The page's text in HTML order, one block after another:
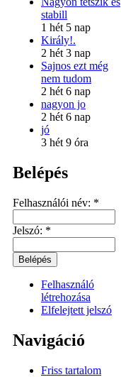
stabill
1 hét 5 nap
Király!.
2 hét 3 nap
Sajnos ezt még
nem tudom
2 hét 6 nap
nagyon jo
2 hét 6 nap
jó
3 hét 9 óra
Belépés
Felhasználói név: *
Jelszó: *
Felhasználó
létrehozása
Elfelejtett jelszó
Navigáció
Friss tartalom